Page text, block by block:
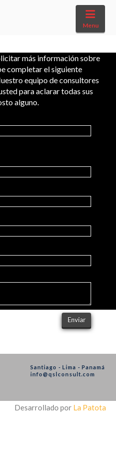
Menu
más información sobre
completar el siguiente
equipo de consultores
para aclarar todas sus
alguno.
Santiago - Lima - Panamá
info@qslconsult.com
Desarrollado por La Patota